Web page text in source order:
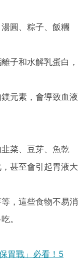
圓、粽子、飯糰
子和水解乳蛋白，
元素，會導致血液
菜、豆芽、魚乾
甚至會引起胃液大
，這些食物不易消
。
胃戰」必看！5